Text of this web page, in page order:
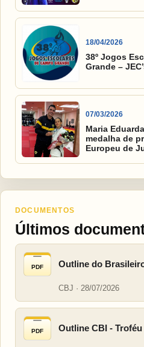
18/04/2026
38º Jogos
Grande –
07/03/2026
Maria
medalha de
Europeu de
DOCUMENTOS
Últimos
PDF Outline do
CBJ · 28/07/2026
PDF Outline CBI -